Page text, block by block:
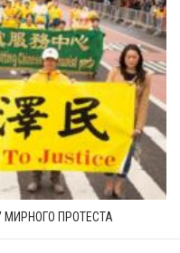
ПРОТЕСТА